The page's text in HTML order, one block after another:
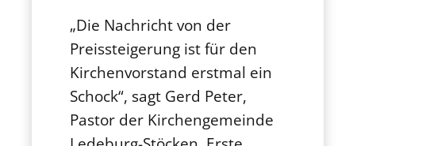
„Die Nachricht von der
Preissteigerung ist für den
Kirchenvorstand erstmal ein
Schock“, sagt Gerd Peter,
Pastor der Kirchengemeinde